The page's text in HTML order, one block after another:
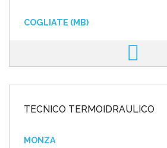
COGLIATE (MB)
TECNICO TERMOIDRAULICO
MONZA